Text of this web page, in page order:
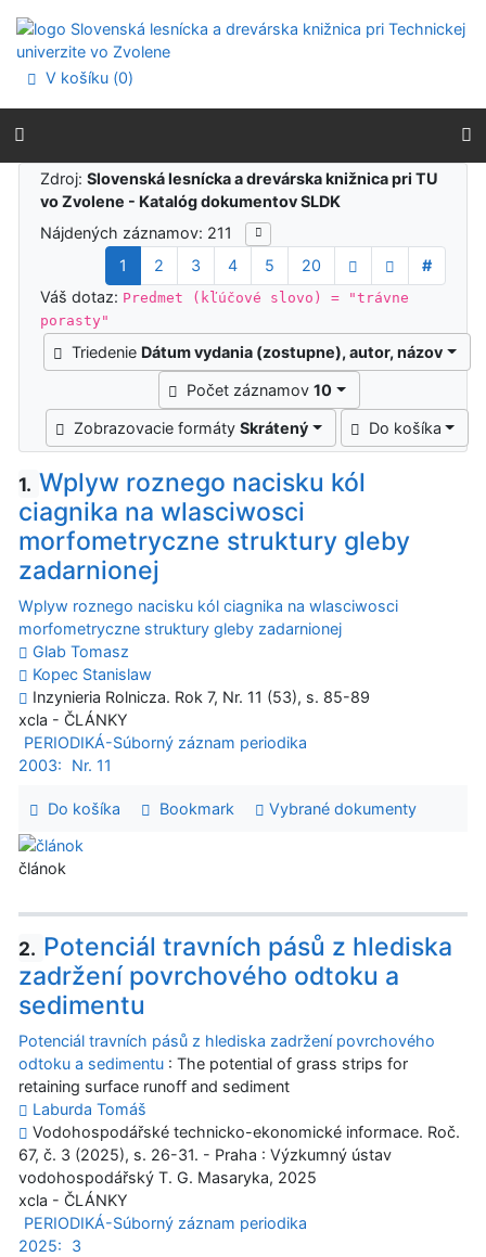
Prejsť na menu
Prehlásenie o webovej prístupnosti
V košíku (0)
Výsledky vyhľadávania
Zdroj:Slovenská lesnícka a drevárska knižnica pri TU
vo Zvolene - Katalóg dokumentov SLDK
Nájdených záznamov: 211
1
2 3 4 5 20
#
Váš dotaz: Predmet (kľúčové slovo) = "trávne
porasty"
Triedenie Dátum vydania (zostupne), autor, názov
Počet záznamov10
Zobrazovacie formátySkrátený Do košíka
1. Wplyw roznego nacisku kól
ciagnika na wlasciwosci
morfometryczne struktury gleby
zadarnionej
Wplyw roznego nacisku kól ciagnika na wlasciwosci
morfometryczne struktury gleby zadarnionej
Glab Tomasz
Kopec Stanislaw
Inzynieria Rolnicza. Rok 7, Nr. 11 (53), s. 85-89
xcla - ČLÁNKY
PERIODIKÁ-Súborný záznam periodika
2003:
Nr. 11
Do košíka Bookmark Vybrané dokumenty
článok
2. Potenciál travních pásů z hlediska
zadržení povrchového odtoku a
sedimentu
Potenciál travních pásů z hlediska zadržení povrchového
odtoku a sedimentu : The potential of grass strips for
retaining surface runoff and sediment
Laburda Tomáš
Vodohospodářské technicko-ekonomické informace. Roč.
67, č. 3 (2025), s. 26-31. - Praha : Výzkumný ústav
vodohospodářský T. G. Masaryka, 2025
xcla - ČLÁNKY
PERIODIKÁ-Súborný záznam periodika
2025:
3